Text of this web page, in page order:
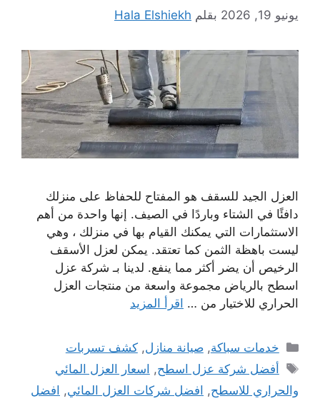
يونيو 19, 2026 بقلم Hala Elshiekh
العزل الجيد للسقف هو المفتاح للحفاظ على منزلك
دافئًا في الشتاء وباردًا في الصيف. إنها واحدة من أهم
الاستثمارات التي يمكنك القيام بها في منزلك ، وهي
ليست باهظة الثمن كما تعتقد. يمكن لعزل الأسقف
الرخيص أن يضر أكثر مما ينفع. لدينا بـ شركة عزل
اسطح بالرياض مجموعة واسعة من منتجات العزل
الحراري للاختيار من … اقرأ المزيد
التصنيفات
خدمات سباكة,صيانة منازل,كشف تسربات
الوسوم
أفضل شركة عزل اسطح, اسعار العزل المائي
والحراري للاسطح, افضل شركات العزل المائي, افضل